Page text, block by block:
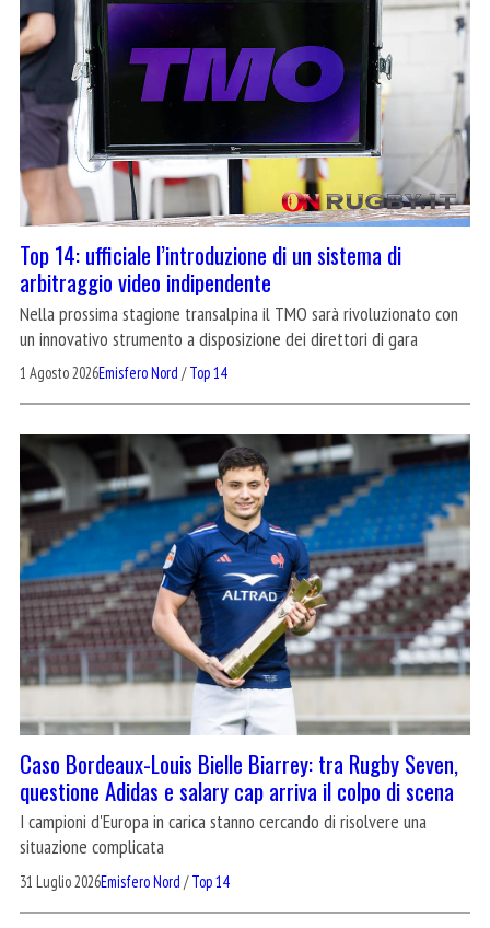
Top 14: ufficiale l’introduzione di un sistema di
arbitraggio video indipendente
Nella prossima stagione transalpina il TMO sarà rivoluzionato con
un innovativo strumento a disposizione dei direttori di gara
1 Agosto 2026Emisfero Nord /Top 14
Caso Bordeaux-Louis Bielle Biarrey: tra Rugby Seven,
questione Adidas e salary cap arriva il colpo di scena
I campioni d'Europa in carica stanno cercando di risolvere una
situazione complicata
31 Luglio 2026Emisfero Nord /Top 14